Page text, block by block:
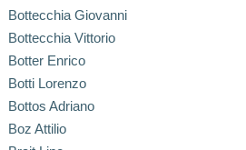
Bottecchia Giovanni
Bottecchia Vittorio
Botter Enrico
Botti Lorenzo
Bottos Adriano
Boz Attilio